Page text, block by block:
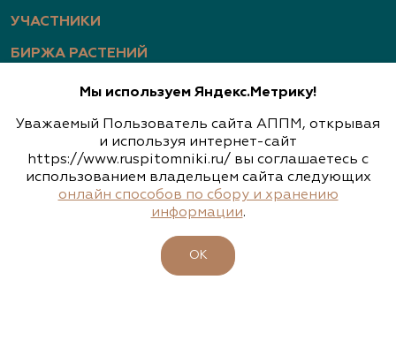
УЧАСТНИКИ
БИРЖА РАСТЕНИЙ
БИЗНЕС-ШКОЛА
КЛУБ ЗЕЛЕНЫХ ПУТЕШЕСТВИЙ
МЕРОПРИЯТИЯ ЗЕЛЕНОЙ ОТРАСЛИ
ЧЛЕНАМ АССОЦИАЦИИ
КАТАЛОГ РАСТЕНИЙ
СИСТЕМА ДОБРОВОЛЬНОЙ СЕРТИФИКАЦИИ
«ЗЕЛЁНЫЕ» СТАНДАРТЫ
Мы используем Яндекс.Метрику!
Уважаемый Пользователь сайта АППМ, открывая
и используя интернет-сайт
https://www.ruspitomniki.ru/ вы соглашаетесь с
использованием владельцем сайта следующих
онлайн способов по сбору и хранению
информации.
ОК